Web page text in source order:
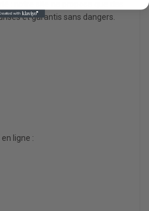
et garantis sans dangers.
ligne :